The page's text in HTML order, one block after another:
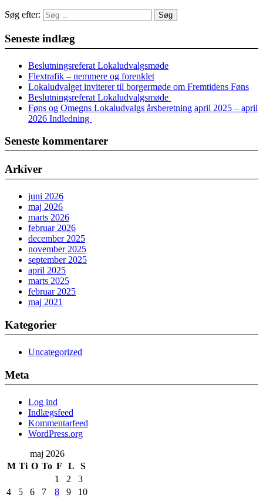
Søg efter:
Seneste indlæg
Beslutningsreferat Lokaludvalgsmøde
Flextrafik – nemmere og forenklet
Lokaludvalget inviterer til borgermøde om Fremtidens Føns
Beslutningsreferat Lokaludvalgsmøde
Føns og Omegns Lokaludvalgs årsberetning april 2025 – april
2026 Indledning
Seneste kommentarer
Arkiver
juni 2026
maj 2026
marts 2026
februar 2026
december 2025
november 2025
september 2025
april 2025
marts 2025
februar 2025
maj 2021
Kategorier
Uncategorized
Meta
Log ind
Indlægsfeed
Kommentarfeed
WordPress.org
maj 2026
M Ti O To F L
S
1
2
3
4
5 6 7 8 9 10